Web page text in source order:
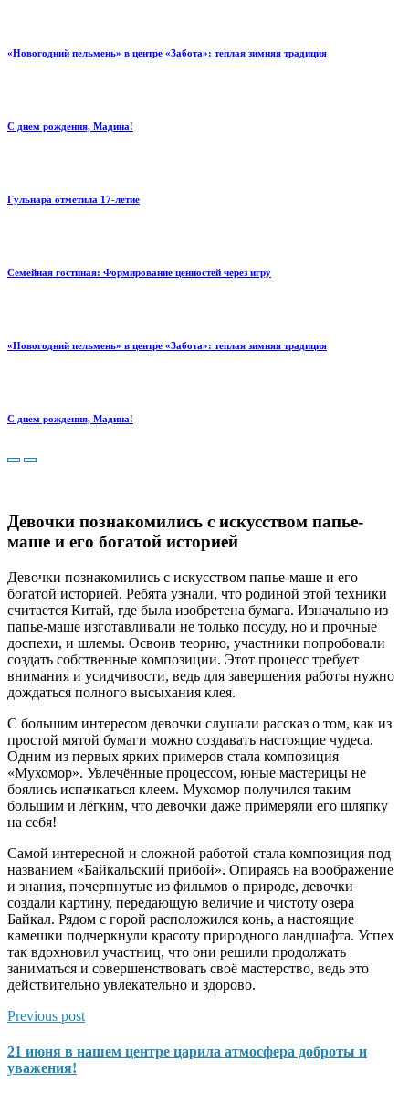
«Новогодний пельмень» в центре «Забота»: теплая зимняя традиция
С днем рождения, Мадина!
Гульнара отметила 17‑летие
Семейная гостиная: Формирование ценностей через игру
«Новогодний пельмень» в центре «Забота»: теплая зимняя традиция
С днем рождения, Мадина!
Девочки познакомились с искусством папье-
маше и его богатой историей
Девочки познакомились с искусством папье-маше и его
богатой историей. Ребята узнали, что родиной этой техники
считается Китай, где была изобретена бумага. Изначально из
папье-маше изготавливали не только посуду, но и прочные
доспехи, и шлемы. Освоив теорию, участники попробовали
создать собственные композиции. Этот процесс требует
внимания и усидчивости, ведь для завершения работы нужно
дождаться полного высыхания клея.
С большим интересом девочки слушали рассказ о том, как из
простой мятой бумаги можно создавать настоящие чудеса.
Одним из первых ярких примеров стала композиция
«Мухомор». Увлечённые процессом, юные мастерицы не
боялись испачкаться клеем. Мухомор получился таким
большим и лёгким, что девочки даже примеряли его шляпку
на себя!
Самой интересной и сложной работой стала композиция под
названием «Байкальский прибой». Опираясь на воображение
и знания, почерпнутые из фильмов о природе, девочки
создали картину, передающую величие и чистоту озера
Байкал. Рядом с горой расположился конь, а настоящие
камешки подчеркнули красоту природного ландшафта. Успех
так вдохновил участниц, что они решили продолжать
заниматься и совершенствовать своё мастерство, ведь это
действительно увлекательно и здорово.
Previous post
21 июня в нашем центре царила атмосфера доброты и
уважения!